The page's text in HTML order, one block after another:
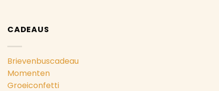
CADEAUS
Brievenbuscadeau
Momenten
Groeiconfetti